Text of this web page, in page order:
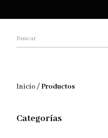
Inicio /Productos
Categorías